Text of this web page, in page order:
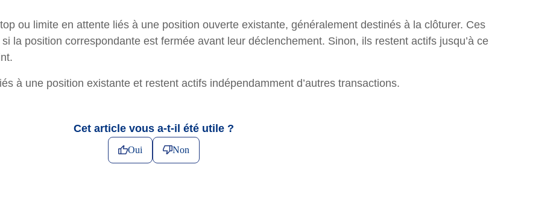
ou limite en attente liés à une position ouverte existante, généralement destinés à la clôturer. Ces
la position correspondante est fermée avant leur déclenchement. Sinon, ils restent actifs jusqu’à ce
à une position existante et restent actifs indépendamment d’autres transactions.
Cet article vous a-t-il été utile ?
Oui Non